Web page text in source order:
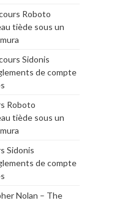
Roboto
tiède sous un
Sidonis
de compte
Roboto
tiède sous un
Sidonis
de compte
Nolan – The